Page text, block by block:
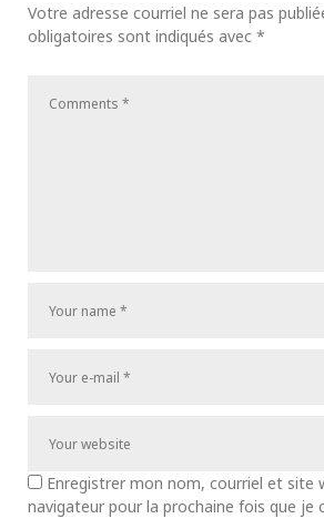
Votre adresse courriel ne sera pas
obligatoires sont indiqués avec *
Enregistrer mon nom, courriel et site
navigateur pour la prochaine fois que je